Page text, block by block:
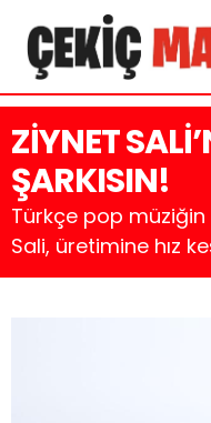
ZİYNET
ŞARKISIN!
Türkçe pop
Sali, üretimine hız